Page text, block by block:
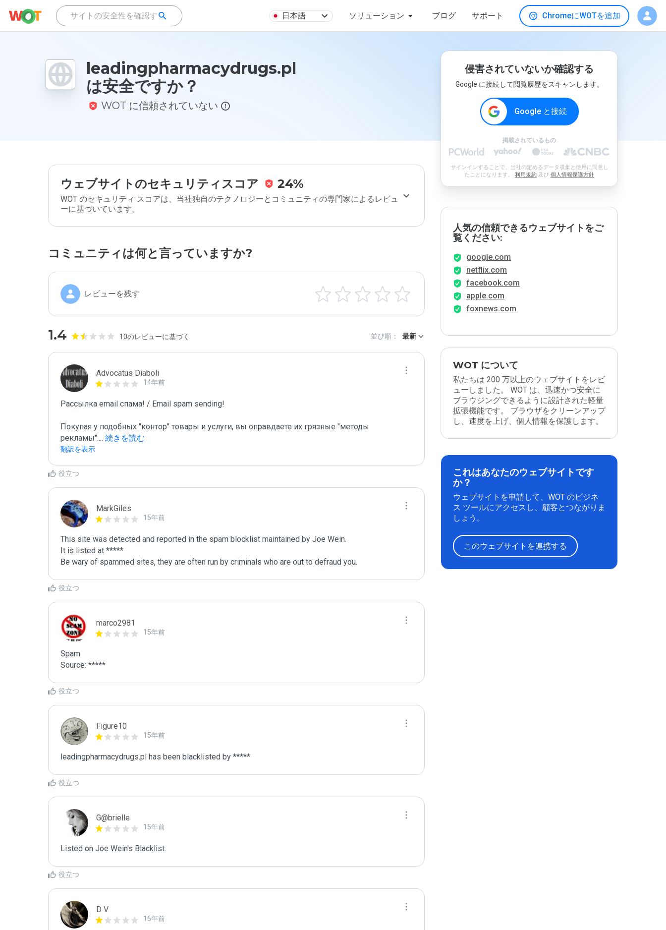
日本語 ソリューション ブログ サポート ChromeにWOTを追加
leadingpharmacydrugs.pl
は安全ですか？
WOT に信頼されていない
ウェブサイトのセキュリティスコア 24%
WOT のセキュリティ スコアは、当社独自のテクノロジーとコミュニティの専門家によるレビュ
ーに基づいています。
コミュニティは何と言っていますか?
レビューを残す
1.4 10のレビューに基づく 並び順： 最新
Advocatus Diaboli
14年前
Рассылка email спама! / Email spam sending!
Покупая у подобных "контор" товары и услуги, вы оправдаете их грязные "методы
рекламы".... 続きを読む
翻訳を表示
役立つ
MarkGiles
15年前
This site was detected and reported in the spam blocklist maintained by Joe Wein.
It is listed at *****
Be wary of spammed sites, they are often run by criminals who are out to defraud you.
役立つ
marco2981
15年前
Spam
Source: *****
役立つ
Figure10
15年前
leadingpharmacydrugs.pl has been blacklisted by *****
役立つ
G@brielle
15年前
Listed on Joe Wein's Blacklist.
役立つ
D V
16年前
侵害されていないか確認する
Google に接続して閲覧履歴をスキャンします。
Google と接続
掲載されているもの
サインインすることで、当社の定めるデータ収集と使用に同意し
たことになります。 利用規約 及び 個人情報保護方針
人気の信頼できるウェブサイトをご
覧ください:
google.com
netflix.com
facebook.com
apple.com
foxnews.com
WOT について
私たちは 200 万以上のウェブサイトをレビ
ューしました。 WOT は、迅速かつ安全に
ブラウジングできるように設計された軽量
拡張機能です。 ブラウザをクリーンアップ
し、速度を上げ、個人情報を保護します。
これはあなたのウェブサイトです
か？
ウェブサイトを申請して、WOT のビジネ
ス ツールにアクセスし、顧客とつながりま
しょう。
このウェブサイトを連携する